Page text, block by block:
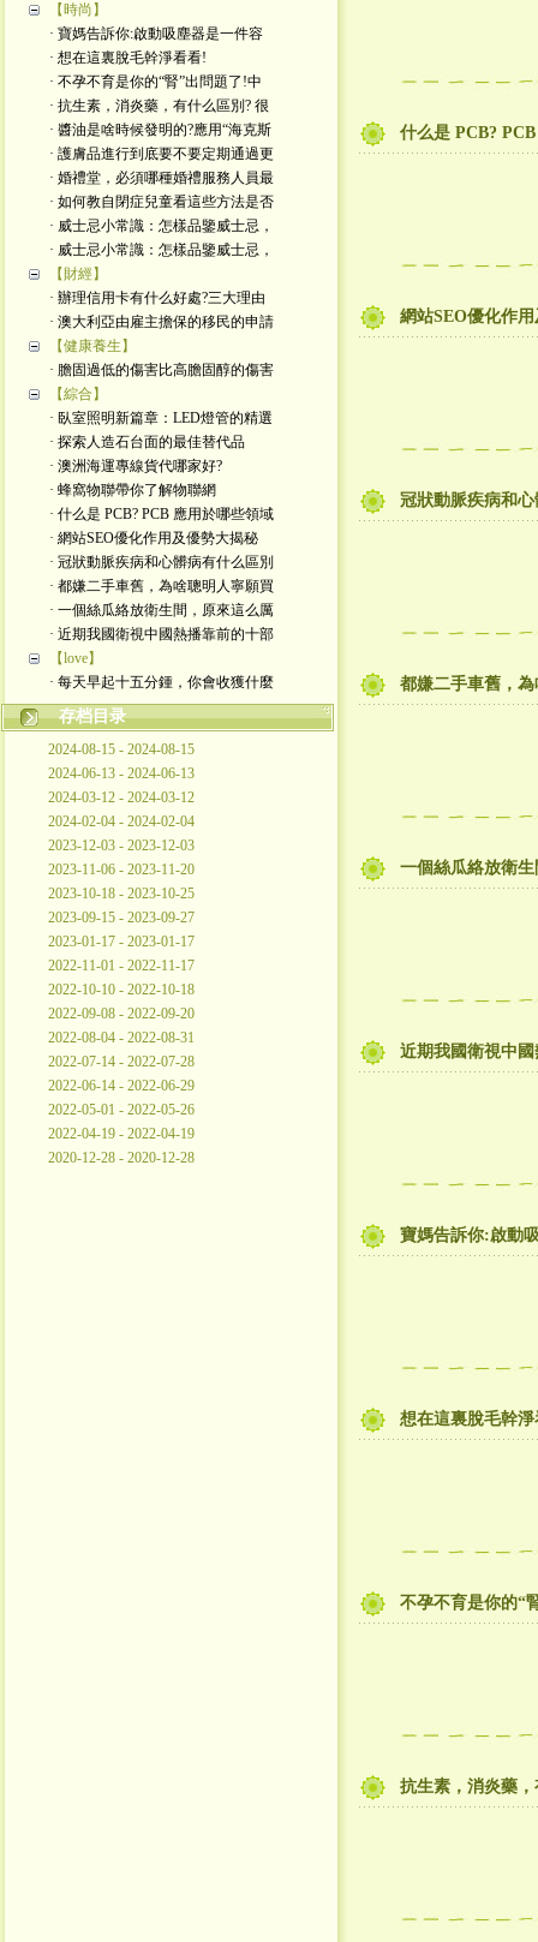
【時尚】
· 寶媽告訴你:啟動吸塵器是一件容
· 想在這裏脫毛幹淨看看!
· 不孕不育是你的“腎”出問題了!中
· 抗生素，消炎藥，有什么區別? 很
· 醬油是啥時候發明的?應用“海克斯
· 護膚品進行到底要不要定期通過更
· 婚禮堂，必須哪種婚禮服務人員最
· 如何教自閉症兒童看這些方法是否
· 威士忌小常識：怎樣品鑒威士忌，
· 威士忌小常識：怎樣品鑒威士忌，
【財經】
· 辦理信用卡有什么好處?三大理由
· 澳大利亞由雇主擔保的移民的申請
【健康養生】
· 膽固過低的傷害比高膽固醇的傷害
【綜合】
· 臥室照明新篇章：LED燈管的精選
· 探索人造石台面的最佳替代品
· 澳洲海運專線貨代哪家好?
· 蜂窩物聯帶你了解物聯網
· 什么是 PCB? PCB 應用於哪些領域
· 網站SEO優化作用及優勢大揭秘
· 冠狀動脈疾病和心髒病有什么區別
· 都嫌二手車舊，為啥聰明人寧願買
· 一個絲瓜絡放衛生間，原來這么厲
· 近期我國衛視中國熱播靠前的十部
【love】
· 每天早起十五分鍾，你會收獲什麼
存档目录
2024-08-15 - 2024-08-15
2024-06-13 - 2024-06-13
2024-03-12 - 2024-03-12
2024-02-04 - 2024-02-04
2023-12-03 - 2023-12-03
2023-11-06 - 2023-11-20
2023-10-18 - 2023-10-25
2023-09-15 - 2023-09-27
2023-01-17 - 2023-01-17
2022-11-01 - 2022-11-17
2022-10-10 - 2022-10-18
2022-09-08 - 2022-09-20
2022-08-04 - 2022-08-31
2022-07-14 - 2022-07-28
2022-06-14 - 2022-06-29
2022-05-01 - 2022-05-26
2022-04-19 - 2022-04-19
2020-12-28 - 2020-12-28
什么是 PCB?
網站SEO優化作
冠狀動脈疾病和
都嫌二手車舊，
一個絲瓜絡放衛
近期我國衛視中
寶媽告訴你:啟動
想在這裏脫毛幹
不孕不育是你的“
抗生素，消炎藥